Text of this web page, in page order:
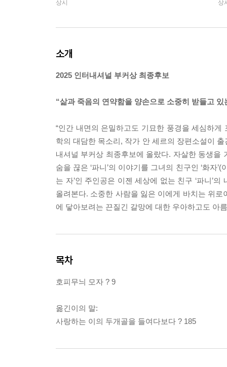
상시 상
소개
2025 인터내셔널 부커상 최종후보
“삶과 죽음의 연약함을 양손으로 소중히 받들고
“인간 내면의 은밀하고도 기묘한 풍경을 세심하
학의 대담한 목소리, 작가 안 세르의 장편소설이
내셔널 부커상 최종후보에 올랐다. 자살한 동생
숨을 끊은 ‘파니’의 이야기를 그녀의 친구인 ‘화자
는 자’인 주인공은 이젠 세상에 없는 친구 ‘파니’
올려본다. 소중한 사람을 잃은 이에게 바치는 위로
에 닿아보려는 끈질긴 갈망에 대한 우아하고도 아
목차
호피무늬 모자 ? 9
옮긴이의 말:
사랑하는 이의 두개골을 들여다보다 ? 185